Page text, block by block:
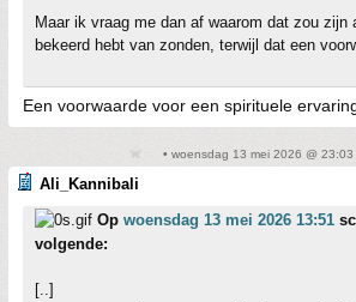
Maar ik vraag me dan af waarom dat zou zijn
bekeerd hebt van zonden, terwijl dat een
Een voorwaarde voor een spirituele
• woensdag 13 mei 2026 @ 23:03
Ali_Kannibali
Op woensdag 13 mei 2026 13:51
volgende:
[..]